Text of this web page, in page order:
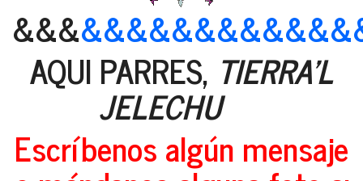
&&&
AQUI PARRES, TIERRA'L
JELECHU
Escríbenos algún mensaje